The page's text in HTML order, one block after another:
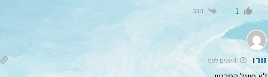
1 הגב
זורו